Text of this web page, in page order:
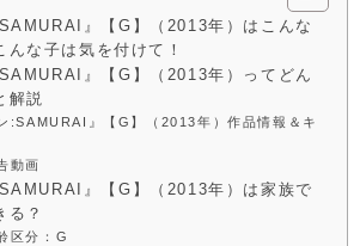
』【G】（2013年）はこんな
んな子は気を付けて！
』【G】（2013年）ってどん
解説
:SAMURAI』【G】（2013年）作品情報＆キ
動画
』【G】（2013年）は家族で
る？
区分：G